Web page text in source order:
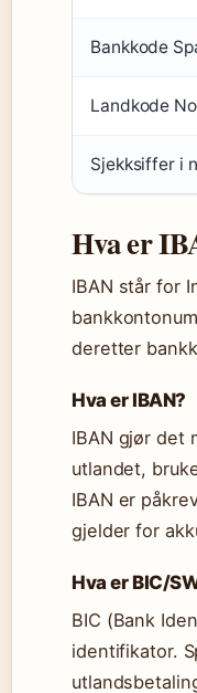
Bankkode
Landkode
Sjekksiffer i
Hva er
IBAN står for
deretter
Hva er IBAN?
IBAN gjør det
utlandet,
IBAN er
gjelder for
Hva er BIC/
BIC (Bank
identifikator.